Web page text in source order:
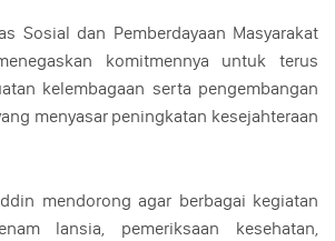
Sosial dan Pemberdayaan Masyarakat
komitmennya untuk terus
kelembagaan serta pengembangan
menyasar peningkatan kesejahteraan
mendorong agar berbagai kegiatan
lansia, pemeriksaan kesehatan,